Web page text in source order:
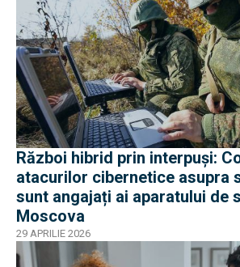
Război hibrid prin interpuși:
atacurilor cibernetice asupra
sunt angajați ai aparatului de
Moscova
29 APRILIE 2026